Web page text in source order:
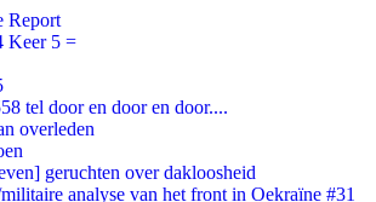
Report
Keer 5 =
tel door en door en door....
overleden
geruchten over dakloosheid
analyse van het front in Oekraïne #31